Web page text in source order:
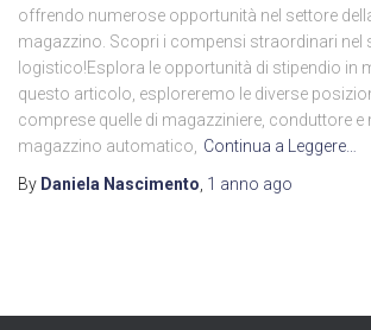
offrendo numerose opportunità nel settore
magazzino. Scopri i compensi straordinari nel
logistico!Esplora le opportunità di stipendio in
questo articolo, esploreremo le diverse
comprese quelle di magazziniere, conduttore e
magazzino automatico,
Continua a Leggere…
By Daniela Nascimento 1 anno ago